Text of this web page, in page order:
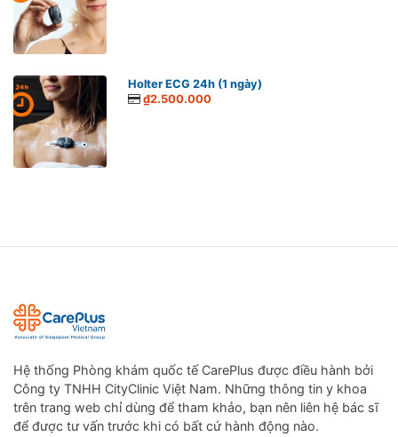
Holter ECG 24h (1 ngày)
₫2.500.000
Hệ thống Phòng khám quốc tế CarePlus được điều hành bởi
Công ty TNHH CityClinic Việt Nam. Những thông tin y khoa
trên trang web chỉ dùng để tham khảo, bạn nên liên hệ bác sĩ
để được tư vấn trước khi có bất cứ hành động nào.